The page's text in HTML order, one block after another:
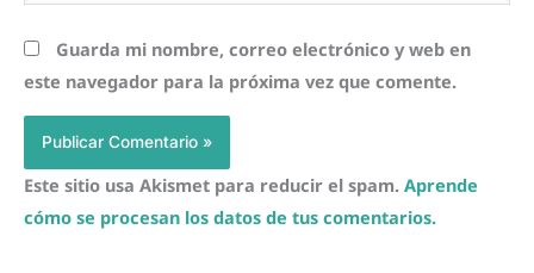
Guarda mi nombre, correo electrónico y web en
este navegador para la próxima vez que comente.
Este sitio usa Akismet para reducir el spam. Aprende
cómo se procesan los datos de tus comentarios.